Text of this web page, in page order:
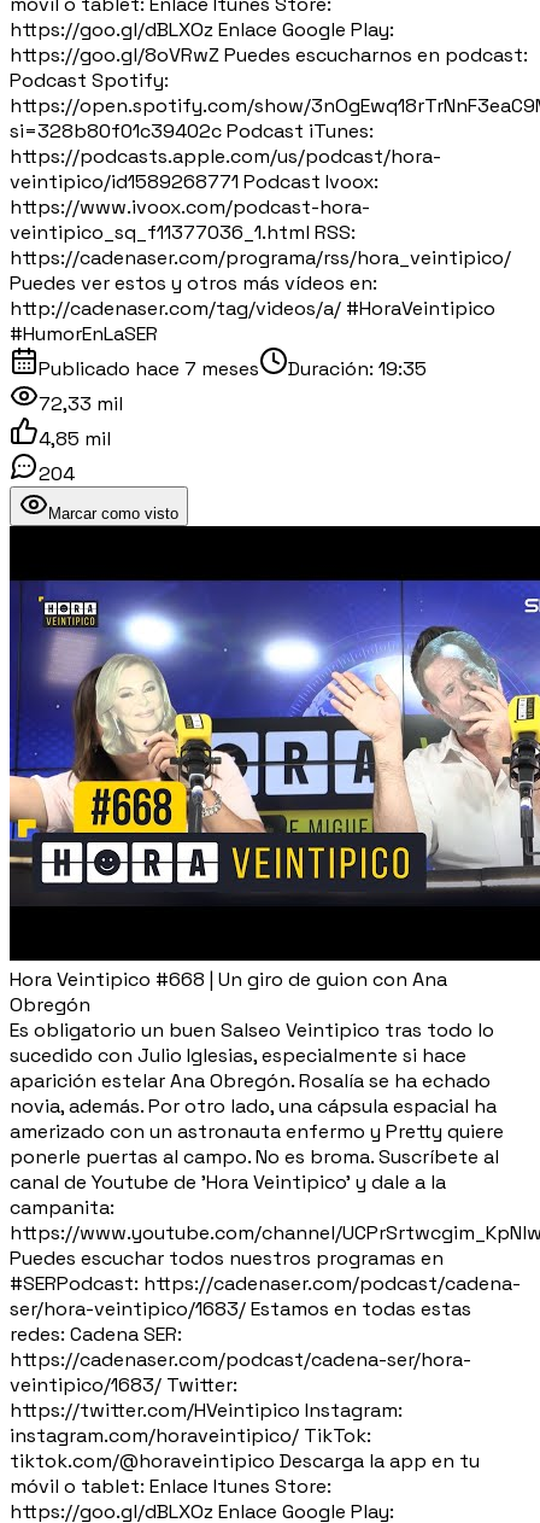
https://goo.gl/dBLXOz Enlace Google Play:
https://goo.gl/8oVRwZ Puedes escucharnos en podcast:
Podcast Spotify:
https://open.spotify.com/show/
si=328b80f01c39402c Podcast iTunes:
https://podcasts.apple.com/us/podcast/hora-
veintipico/id1589268771 Podcast Ivoox:
https://www.ivoox.com/podcast-hora-
veintipico_sq_f11377036_1.html RSS:
https://cadenaser.com/programa/rss/hora_veintipico/
Puedes ver estos y otros más vídeos en:
http://cadenaser.com/tag/videos/a/ #HoraVeintipico
#HumorEnLaSER
Publicado hace 7 meses Duración: 19:35
72,33 mil
4,85 mil
204
Marcar como visto
Hora Veintipico #668 | Un giro de guion con Ana
Obregón
Es obligatorio un buen Salseo Veintipico tras todo lo
sucedido con Julio Iglesias, especialmente si hace
aparición estelar Ana Obregón. Rosalía se ha echado
novia, además. Por otro lado, una cápsula espacial ha
amerizado con un astronauta enfermo y Pretty quiere
ponerle puertas al campo. No es broma. Suscríbete al
canal de Youtube de 'Hora Veintipico' y dale a la
campanita:
https://www.youtube.com/channel/
Puedes escuchar todos nuestros programas en
#SERPodcast: https://cadenaser.com/podcast/cadena-
ser/hora-veintipico/1683/ Estamos en todas estas
redes: Cadena SER:
https://cadenaser.com/podcast/cadena-ser/hora-
veintipico/1683/ Twitter:
https://twitter.com/HVeintipico Instagram:
instagram.com/horaveintipico/ TikTok:
tiktok.com/@horaveintipico Descarga la app en tu
móvil o tablet: Enlace Itunes Store:
https://goo.gl/dBLXOz Enlace Google Play: